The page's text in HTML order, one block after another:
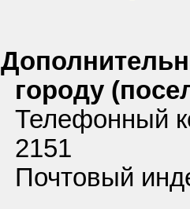
городу
Телефонный
2151
Почтовый